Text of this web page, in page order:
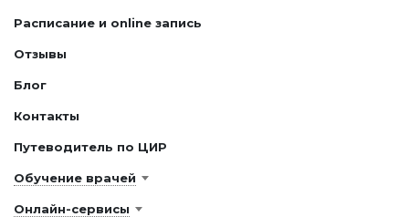
Расписание и online запись
Отзывы
Блог
Контакты
Путеводитель по ЦИР
Обучение врачей
Онлайн-сервисы